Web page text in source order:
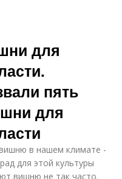
для
пять
для
в нашем климате -
для этой культуры
вишню не так часто.